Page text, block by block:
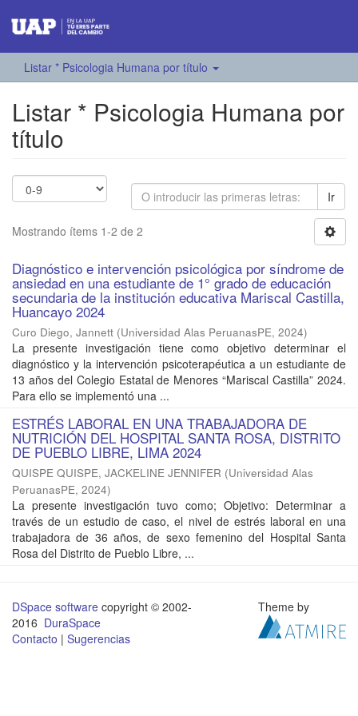
Listar * Psicologia Humana por título
Listar * Psicologia Humana por
título
Ir
Mostrando ítems 1-2 de 2
Diagnóstico e intervención psicológica por síndrome de
ansiedad en una estudiante de 1° grado de educación
secundaria de la institución educativa Mariscal Castilla,
Huancayo 2024
Curo Diego, Jannett (Universidad Alas PeruanasPE, 2024)
La presente investigación tiene como objetivo determinar el
diagnóstico y la intervención psicoterapéutica a un estudiante de
13 años del Colegio Estatal de Menores “Mariscal Castilla” 2024.
Para ello se implementó una ...
ESTRÉS LABORAL EN UNA TRABAJADORA DE
NUTRICIÓN DEL HOSPITAL SANTA ROSA, DISTRITO
DE PUEBLO LIBRE, LIMA 2024
QUISPE QUISPE, JACKELINE JENNIFER (Universidad Alas
PeruanasPE, 2024)
La presente investigación tuvo como; Objetivo: Determinar a
través de un estudio de caso, el nivel de estrés laboral en una
trabajadora de 36 años, de sexo femenino del Hospital Santa
Rosa del Distrito de Pueblo Libre, ...
DSpace software copyright © 2002-
2016 DuraSpace
Contacto | Sugerencias
Theme by